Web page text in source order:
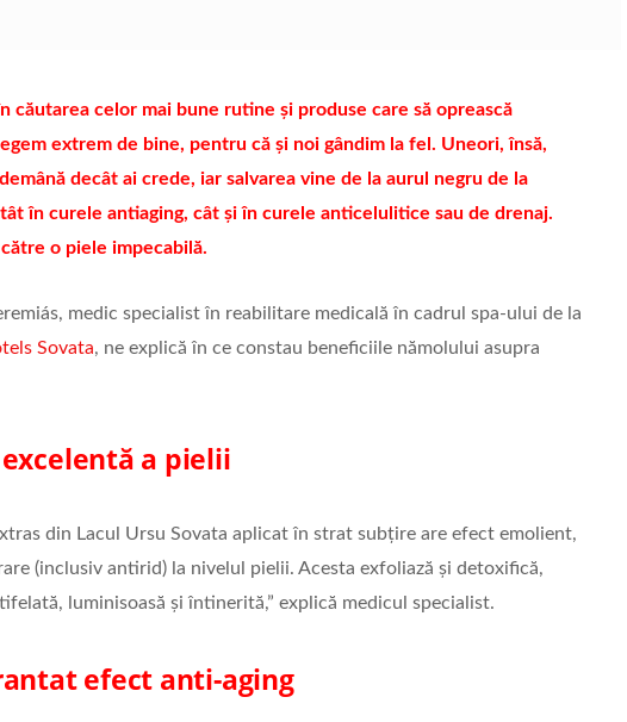
căutarea celor mai bune rutine și produse care să oprească
extrem de bine, pentru că și noi gândim la fel. Uneori, însă,
decât ai crede, iar salvarea vine de la aurul negru de la
în curele antiaging, cât și în curele anticelulitice sau de drenaj.
o piele impecabilă.
medic specialist în reabilitare medicală în cadrul spa-ului de la
Sovata, ne explică în ce constau beneficiile nămolului asupra
a pielii
din Lacul Ursu Sovata aplicat în strat subțire are efect emolient,
(inclusiv antirid) la nivelul pielii. Acesta exfoliază și detoxifică,
luminisoasă și întinerită,” explică medicul specialist.
efect anti-aging